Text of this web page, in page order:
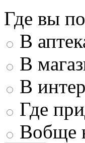
Где вы
В
В
В
Где
Вобще